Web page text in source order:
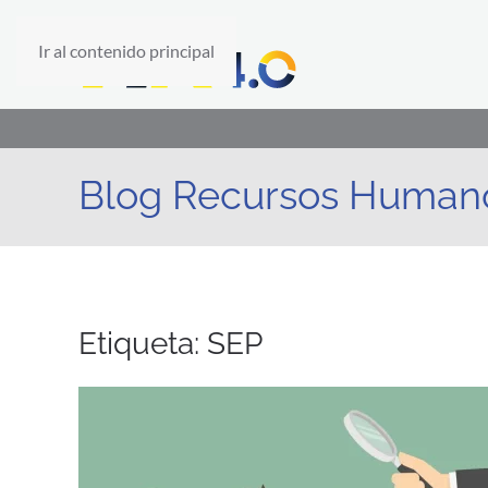
Ir al contenido principal
Blog Recursos
Etiqueta: SEP